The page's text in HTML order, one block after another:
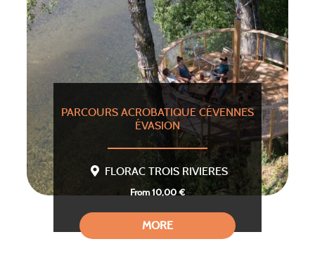
PARCOURS ACROBATIQUE CÉVENNES
ÉVASION
FLORAC TROIS RIVIERES
From 10,00 €
MORE